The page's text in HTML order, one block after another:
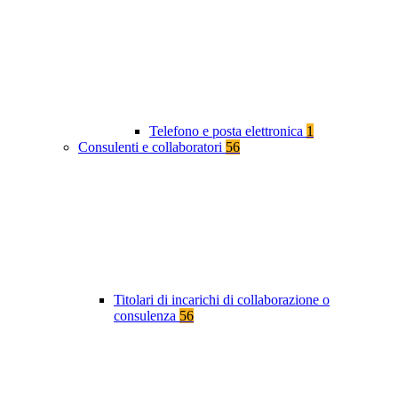
Telefono e posta elettronica 1
Consulenti e collaboratori 56
Titolari di incarichi di collaborazione o
consulenza 56